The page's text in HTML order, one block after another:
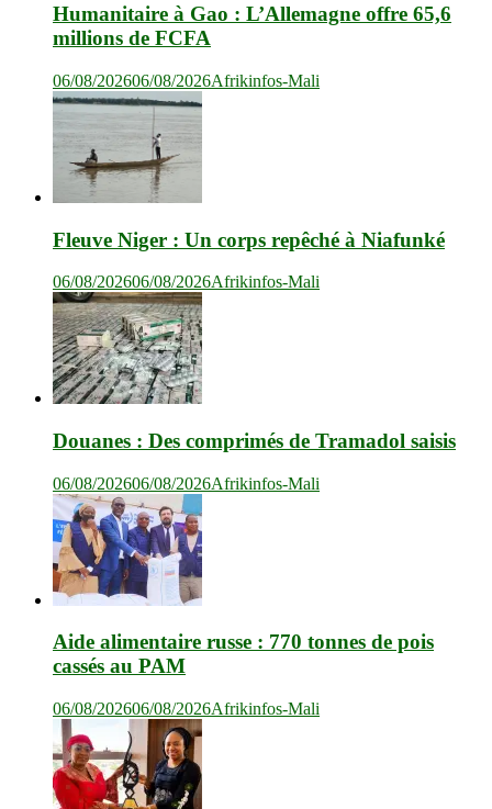
Humanitaire à Gao : L’Allemagne offre 65,6
millions de FCFA
06/08/202606/08/2026Afrikinfos-Mali
Fleuve Niger : Un corps repêché à Niafunké
06/08/202606/08/2026Afrikinfos-Mali
Douanes : Des comprimés de Tramadol saisis
06/08/202606/08/2026Afrikinfos-Mali
Aide alimentaire russe : 770 tonnes de pois
cassés au PAM
06/08/202606/08/2026Afrikinfos-Mali